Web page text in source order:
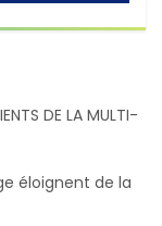
DE LA MULTI-
éloignent de la